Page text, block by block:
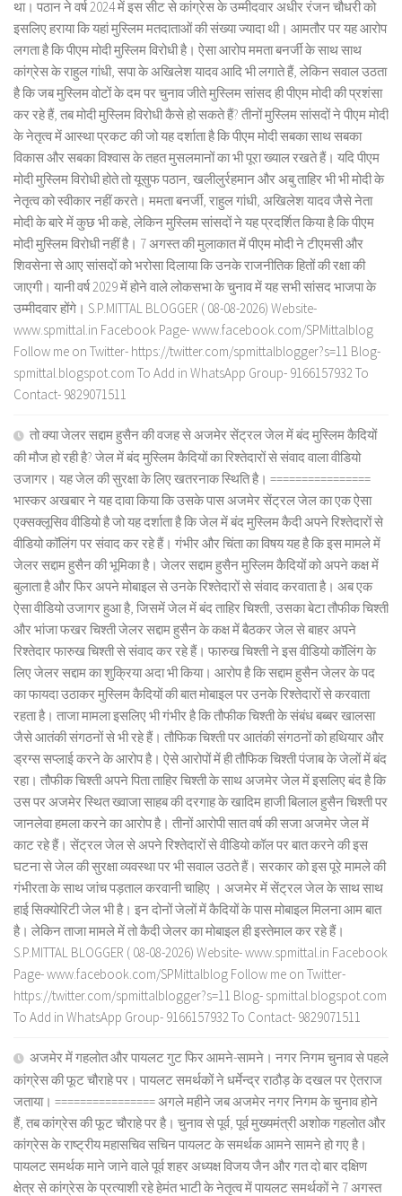
था। पठान ने वर्ष 2024 में इस सीट से कांग्रेस के उम्मीदवार अधीर रंजन चौधरी को
इसलिए हराया कि यहां मुस्लिम मतदाताओं की संख्या ज्यादा थी। आमतौर पर यह आरोप
लगता है कि पीएम मोदी मुस्लिम विरोधी है। ऐसा आरोप ममता बनर्जी के साथ साथ
कांग्रेस के राहुल गांधी, सपा के अखिलेश यादव आदि भी लगाते हैं, लेकिन सवाल उठता
है कि जब मुस्लिम वोटों के दम पर चुनाव जीते मुस्लिम सांसद ही पीएम मोदी की प्रशंसा
कर रहे हैं, तब मोदी मुस्लिम विरोधी कैसे हो सकते हैं? तीनों मुस्लिम सांसदों ने पीएम मोदी
के नेतृत्व में आस्था प्रकट की जो यह दर्शाता है कि पीएम मोदी सबका साथ सबका
विकास और सबका विश्वास के तहत मुसलमानों का भी पूरा ख्याल रखते हैं। यदि पीएम
मोदी मुस्लिम विरोधी होते तो यूसुफ पठान, खलीलुर्रहमान और अबु ताहिर भी भी मोदी के
नेतृत्व को स्वीकार नहीं करते। ममता बनर्जी, राहुल गांधी, अखिलेश यादव जैसे नेता
मोदी के बारे में कुछ भी कहे, लेकिन मुस्लिम सांसदों ने यह प्रदर्शित किया है कि पीएम
मोदी मुस्लिम विरोधी नहीं है। 7 अगस्त की मुलाकात में पीएम मोदी ने टीएमसी और
शिवसेना से आए सांसदों को भरोसा दिलाया कि उनके राजनीतिक हितों की रक्षा की
जाएगी। यानी वर्ष 2029 में होने वाले लोकसभा के चुनाव में यह सभी सांसद भाजपा के
उम्मीदवार होंगे। S.P.MITTAL BLOGGER ( 08-08-2026) Website-
www.spmittal.in Facebook Page- www.facebook.com/SPMittalblog
Follow me on Twitter- https://twitter.com/spmittalblogger?s=11 Blog-
spmittal.blogspot.com To Add in WhatsApp Group- 9166157932 To
Contact- 9829071511
तो क्या जेलर सद्दाम हुसैन की वजह से अजमेर सेंट्रल जेल में बंद मुस्लिम कैदियों
की मौज हो रही है? जेल में बंद मुस्लिम कैदियों का रिश्तेदारों से संवाद वाला वीडियो
उजागर। यह जेल की सुरक्षा के लिए खतरनाक स्थिति है। ================
भास्कर अखबार ने यह दावा किया कि उसके पास अजमेर सेंट्रल जेल का एक ऐसा
एक्सक्लूसिव वीडियो है जो यह दर्शाता है कि जेल में बंद मुस्लिम कैदी अपने रिश्तेदारों से
वीडियो कॉलिंग पर संवाद कर रहे हैं। गंभीर और चिंता का विषय यह है कि इस मामले में
जेलर सद्दाम हुसैन की भूमिका है। जेलर सद्दाम हुसैन मुस्लिम कैदियों को अपने कक्ष में
बुलाता है और फिर अपने मोबाइल से उनके रिश्तेदारों से संवाद करवाता है। अब एक
ऐसा वीडियो उजागर हुआ है, जिसमें जेल में बंद ताहिर चिश्ती, उसका बेटा तौफीक चिश्ती
और भांजा फखर चिश्ती जेलर सद्दाम हुसैन के कक्ष में बैठकर जेल से बाहर अपने
रिश्तेदार फारुख चिश्ती से संवाद कर रहे हैं। फारुख चिश्ती ने इस वीडियो कॉलिंग के
लिए जेलर सद्दाम का शुक्रिया अदा भी किया। आरोप है कि सद्दाम हुसैन जेलर के पद
का फायदा उठाकर मुस्लिम कैदियों की बात मोबाइल पर उनके रिश्तेदारों से करवाता
रहता है। ताजा मामला इसलिए भी गंभीर है कि तौफीक चिश्ती के संबंध बब्बर खालसा
जैसे आतंकी संगठनों से भी रहे हैं। तौफिक चिश्ती पर आतंकी संगठनों को हथियार और
ड्रग्स सप्लाई करने के आरोप है। ऐसे आरोपों में ही तौफिक चिश्ती पंजाब के जेलों में बंद
रहा। तौफीक चिश्ती अपने पिता ताहिर चिश्ती के साथ अजमेर जेल में इसलिए बंद है कि
उस पर अजमेर स्थित ख्वाजा साहब की दरगाह के खादिम हाजी बिलाल हुसैन चिश्ती पर
जानलेवा हमला करने का आरोप है। तीनों आरोपी सात वर्ष की सजा अजमेर जेल में
काट रहे हैं। सेंट्रल जेल से अपने रिश्तेदारों से वीडियो कॉल पर बात करने की इस
घटना से जेल की सुरक्षा व्यवस्था पर भी सवाल उठते हैं। सरकार को इस पूरे मामले की
गंभीरता के साथ जांच पड़ताल करवानी चाहिए । अजमेर में सेंट्रल जेल के साथ साथ
हाई सिक्योरिटी जेल भी है। इन दोनों जेलों में कैदियों के पास मोबाइल मिलना आम बात
है। लेकिन ताजा मामले में तो कैदी जेलर का मोबाइल ही इस्तेमाल कर रहे हैं।
S.P.MITTAL BLOGGER ( 08-08-2026) Website- www.spmittal.in Facebook
Page- www.facebook.com/SPMittalblog Follow me on Twitter-
https://twitter.com/spmittalblogger?s=11 Blog- spmittal.blogspot.com
To Add in WhatsApp Group- 9166157932 To Contact- 9829071511
अजमेर में गहलोत और पायलट गुट फिर आमने-सामने। नगर निगम चुनाव से पहले
कांग्रेस की फूट चौराहे पर। पायलट समर्थकों ने धर्मेन्द्र राठौड़ के दखल पर ऐतराज
जताया। ================ अगले महीने जब अजमेर नगर निगम के चुनाव होने
हैं, तब कांग्रेस की फूट चौराहे पर है। चुनाव से पूर्व, पूर्व मुख्यमंत्री अशोक गहलोत और
कांग्रेस के राष्ट्रीय महासचिव सचिन पायलट के समर्थक आमने सामने हो गए है।
पायलट समर्थक माने जाने वाले पूर्व शहर अध्यक्ष विजय जैन और गत दो बार दक्षिण
क्षेत्र से कांग्रेस के प्रत्याशी रहे हेमंत भाटी के नेतृत्व में पायलट समर्थकों ने 7 अगस्त